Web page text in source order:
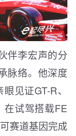
伴李宏声的分
脉络。他深度
见证GT-R、
在试驾搭载FE
赛道基因完成